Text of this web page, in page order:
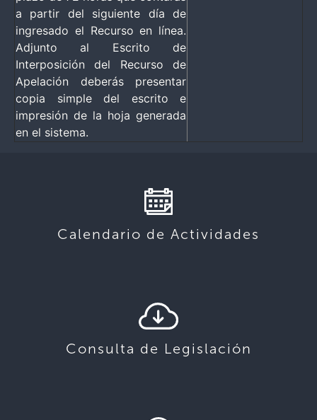
a partir del siguiente día de
ingresado el Recurso en línea.
Adjunto al Escrito de
Interposición del Recurso de
Apelación deberás presentar
copia simple del escrito e
impresión de la hoja generada
en el sistema.
Calendario de Actividades
Consulta de Legislación